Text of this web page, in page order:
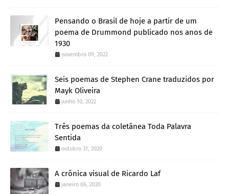
Pensando o Brasil de hoje a partir de um
poema de Drummond publicado nos anos de
1930
novembro 09, 2022
Seis poemas de Stephen Crane traduzidos por
Mayk Oliveira
junho 10, 2022
Três poemas da coletânea Toda Palavra
Sentida
outubro 31, 2020
A crônica visual de Ricardo Laf
janeiro 06, 2020